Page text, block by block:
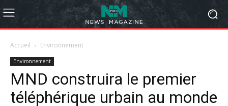
Accueil Environnement
Environnement
MND construira le premier
téléphérique urbain au monde